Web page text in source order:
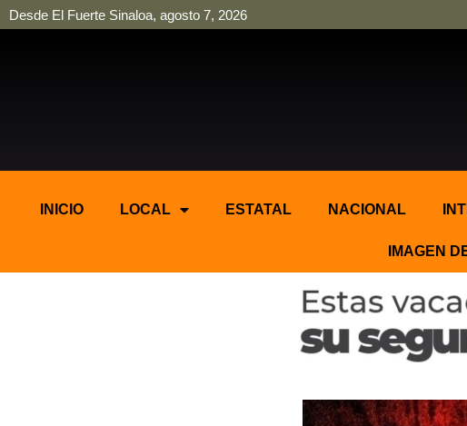
Desde El Fuerte Sinaloa, agosto 7, 2026
INICIO LOCAL ESTATAL NACIONAL
IMAGEN